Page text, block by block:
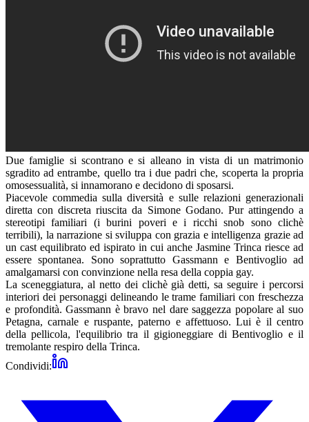
Due famiglie si scontrano e si alleano in vista di un matrimonio
sgradito ad entrambe, quello tra i due padri che, scoperta la propria
omosessualità, si innamorano e decidono di sposarsi.
Piacevole commedia sulla diversità e sulle relazioni generazionali
diretta con discreta riuscita da Simone Godano. Pur attingendo a
stereotipi familiari (i burini poveri e i ricchi snob sono clichè
terribili), la narrazione si sviluppa con grazia e intelligenza grazie ad
un cast equilibrato ed ispirato in cui anche Jasmine Trinca riesce ad
essere spontanea. Sono soprattutto Gassmann e Bentivoglio ad
amalgamarsi con convinzione nella resa della coppia gay.
La sceneggiatura, al netto dei clichè già detti, sa seguire i percorsi
interiori dei personaggi delineando le trame familiari con freschezza
e profondità. Gassmann è bravo nel dare saggezza popolare al suo
Petagna, carnale e ruspante, paterno e affettuoso. Lui è il centro
della pellicola, l'equilibrio tra il gigioneggiare di Bentivoglio e il
tremolante respiro della Trinca.
Condividi: